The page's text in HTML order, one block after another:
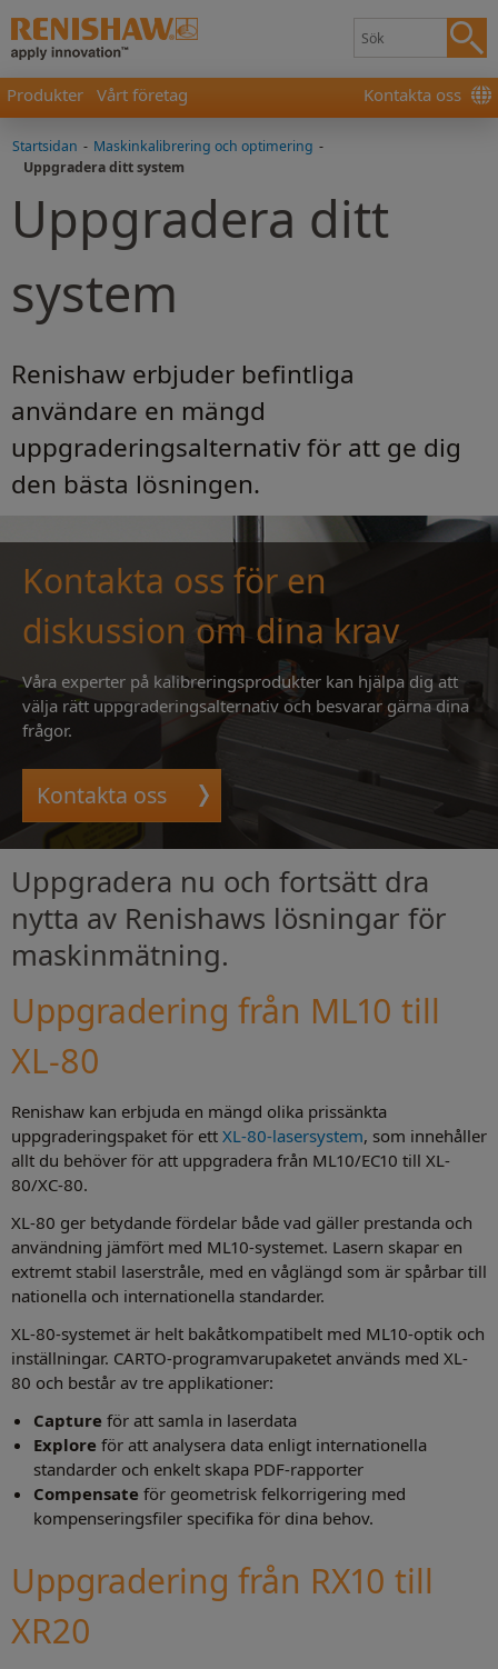
Produkter Vårt företag Kontakta oss
Startsidan - Maskinkalibrering och optimering -
Uppgradera ditt system
Uppgradera ditt
system
Renishaw erbjuder befintliga
användare en mängd
uppgraderingsalternativ för att ge dig
den bästa lösningen.
Kontakta oss för en
diskussion om dina krav
Våra experter på kalibreringsprodukter kan hjälpa dig att
välja rätt uppgraderingsalternativ och besvarar gärna dina
frågor.
Kontakta oss
Uppgradera nu och fortsätt dra
nytta av Renishaws lösningar för
maskinmätning.
Uppgradering från ML10 till
XL-80
Renishaw kan erbjuda en mängd olika prissänkta
uppgraderingspaket för ett XL-80-lasersystem, som innehåller
allt du behöver för att uppgradera från ML10/EC10 till XL-
80/XC-80.
XL-80 ger betydande fördelar både vad gäller prestanda och
användning jämfört med ML10-systemet. Lasern skapar en
extremt stabil laserstråle, med en våglängd som är spårbar till
nationella och internationella standarder.
XL-80-systemet är helt bakåtkompatibelt med ML10-optik och
inställningar. CARTO-programvarupaketet används med XL-
80 och består av tre applikationer:
Capture för att samla in laserdata
Explore för att analysera data enligt internationella
standarder och enkelt skapa PDF-rapporter
Compensate för geometrisk felkorrigering med
kompenseringsfiler specifika för dina behov.
Uppgradering från RX10 till
XR20